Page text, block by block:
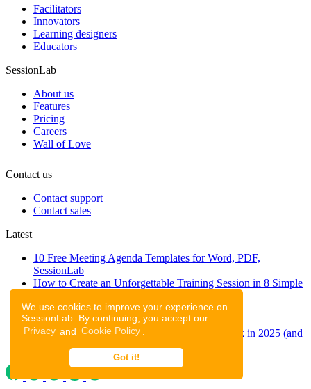
We use cookies to improve your experience on
SessionLab. By continuing, you accept our
Privacy and Cookie Policy
Got it!
Facilitators
Innovators
Learning designers
Educators
SessionLab
About us
Features
Pricing
Careers
Wall of Love
Contact us
Contact support
Contact sales
Latest
10 Free Meeting Agenda Templates for Word, PDF,
SessionLab
How to Create an Unforgettable Training Session in 8 Simple
A step-by-step guide to planning a workshop
47 Free Online Tools for Workshops
53 team building activities to improve teamwork in 2025 (and
to have fun!)